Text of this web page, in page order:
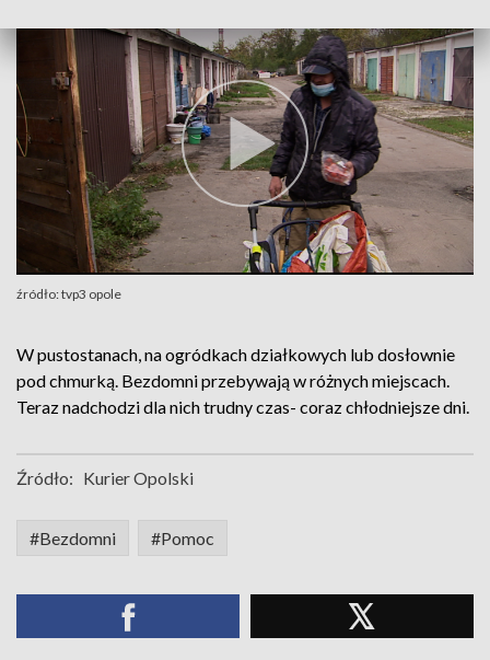
źródło: tvp3 opole
W pustostanach, na ogródkach działkowych lub dosłownie
pod chmurką. Bezdomni przebywają w różnych miejscach.
Teraz nadchodzi dla nich trudny czas- coraz chłodniejsze dni.
Źródło: Kurier Opolski
#Bezdomni #Pomoc